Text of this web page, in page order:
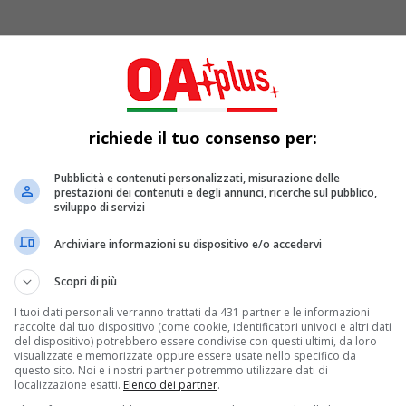
reclutava giovani per la jihad
Sassonia e nell’area del Ruhr. Veniva chiamato
richiede il tuo consenso per:
Pubblicità e contenuti personalizzati, misurazione delle
prestazioni dei contenuti e degli annunci, ricerche sul pubblico,
sviluppo di servizi
Archiviare informazioni su dispositivo e/o accedervi
Scopri di più
I tuoi dati personali verranno trattati da 431 partner e le informazioni
raccolte dal tuo dispositivo (come cookie, identificatori univoci e altri dati
del dispositivo) potrebbero essere condivise con questi ultimi, da loro
visualizzate e memorizzate oppure essere usate nello specifico da
questo sito. Noi e i nostri partner potremmo utilizzare dati di
localizzazione esatti. Elenco dei partner.